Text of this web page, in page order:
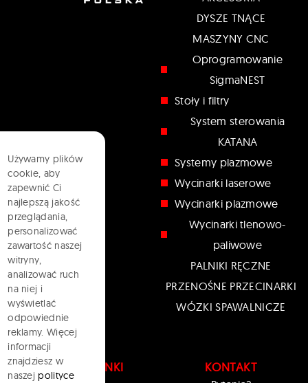
DYSZE TNĄCE
MASZYNY CNC
Oprogramowanie
SigmaNEST
Stoły i filtry
System sterowania
KATANA
Systemy plazmowe
Wycinarki laserowe
Wycinarki plazmowe
Wycinarki tlenowo-
paliwowe
PALNIKI RĘCZNE
PRZENOŚNE PRZECINARKI
WÓZKI SPAWALNICZE
PRZYDATNE LINKI KONTAKT
Używamy plików
cookie, aby
zapewnić Ci
najlepszą jakość
przeglądania,
personalizować
zawartość naszej
witryny,
analizować ruch
na niej i
wyświetlać
odpowiednie
reklamy. Więcej
informacji
znajdziesz w
naszej polityce